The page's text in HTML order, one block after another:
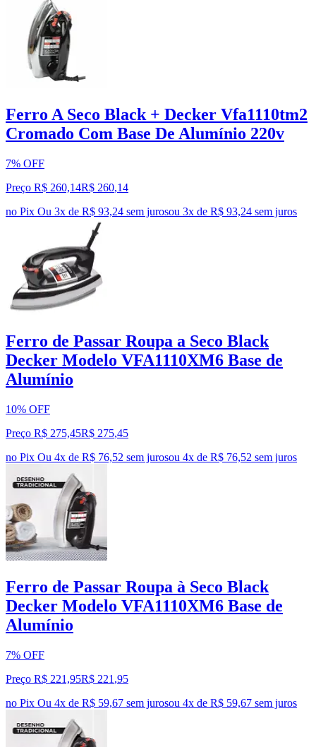
Ferro A Seco Black + Decker Vfa1110tm2
Cromado Com Base De Alumínio 220v
7% OFF
Preço R$ 260,14R$ 260,14
no Pix Ou 3x de R$ 93,24 sem jurosou 3x de R$ 93,24 sem juros
Ferro de Passar Roupa a Seco Black
Decker Modelo VFA1110XM6 Base de
Alumínio
10% OFF
Preço R$ 275,45R$ 275,45
no Pix Ou 4x de R$ 76,52 sem jurosou 4x de R$ 76,52 sem juros
Ferro de Passar Roupa à Seco Black
Decker Modelo VFA1110XM6 Base de
Alumínio
7% OFF
Preço R$ 221,95R$ 221 ,95
no Pix Ou 4x de R$ 59,67 sem jurosou 4x de R$ 59,67 sem juros